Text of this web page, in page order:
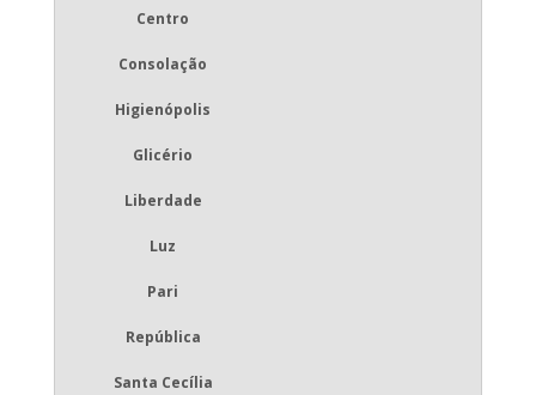
Centro
Consolação
Higienópolis
Glicério
Liberdade
Luz
Pari
República
Santa Cecília